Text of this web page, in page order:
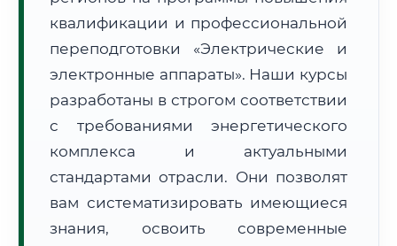
Расчет логистики оригиналов:
• Маршрут транзита:
• Экспресс-доставка СДЭК / Почтой:
3–4 рабочих дня
квалификации и профессиональной
переподготовки «Электрические и
электронные аппараты». Наши курсы
разработаны в строгом соответствии
с требованиями энергетического
комплекса и актуальными
стандартами отрасли. Они позволят
вам систематизировать имеющиеся
знания, освоить современные